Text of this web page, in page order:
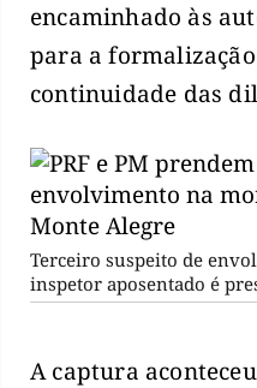
encaminhado às
para a
continuidade das
Terceiro suspeito de
inspetor aposentado é
A captura